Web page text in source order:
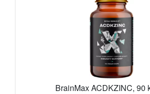
BrainMax ACDKZINC, 90